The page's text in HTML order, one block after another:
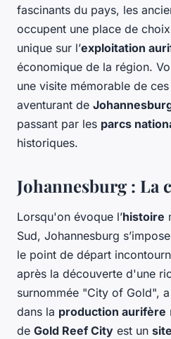
fascinants du pays, les
occupent une place de
unique sur l’exploitation
économique de la région.
une visite mémorable de
aventurant de
passant par les parcs
historiques.
Johannesburg : La
Lorsqu'on évoque l’histoire
Sud, Johannesburg
le point de départ
après la découverte d'une
surnommée "City of Gold",
dans la production aurifère
de Gold Reef City est un site